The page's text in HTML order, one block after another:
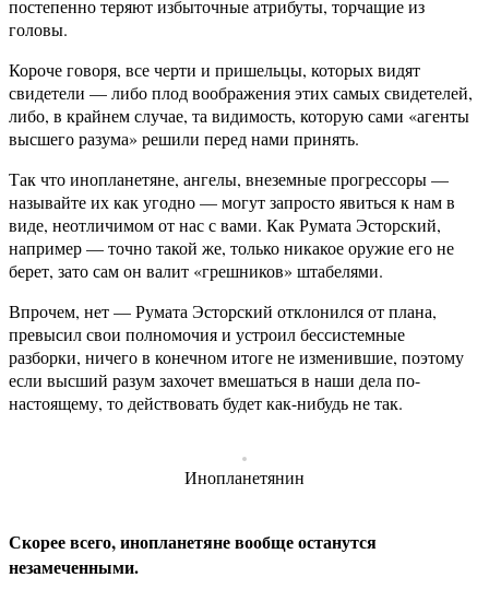
постепенно теряют избыточные атрибуты, торчащие из
головы.
Короче говоря, все черти и пришельцы, которых видят
свидетели — либо плод воображения этих самых свидетелей,
либо, в крайнем случае, та видимость, которую сами «агенты
высшего разума» решили перед нами принять.
Так что инопланетяне, ангелы, внеземные прогрессоры —
называйте их как угодно — могут запросто явиться к нам в
виде, неотличимом от нас с вами. Как Румата Эсторский,
например — точно такой же, только никакое оружие его не
берет, зато сам он валит «грешников» штабелями.
Впрочем, нет — Румата Эсторский отклонился от плана,
превысил свои полномочия и устроил бессистемные
разборки, ничего в конечном итоге не изменившие, поэтому
если высший разум захочет вмешаться в наши дела по-
настоящему, то действовать будет как-нибудь не так.
Инопланетянин
Скорее всего, инопланетяне вообще останутся
незамеченными.